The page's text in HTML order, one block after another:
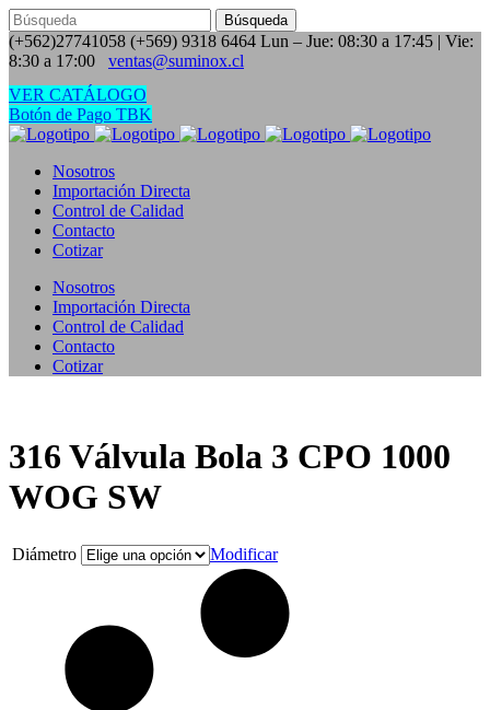
(+562)27741058 (+569) 9318 6464 Lun – Jue: 08:30 a 17:45 | Vie:
8:30 a 17:00 ventas@suminox.cl
VER CATÁLOGO
Botón de Pago TBK
Nosotros
Importación Directa
Control de Calidad
Contacto
Cotizar
Nosotros
Importación Directa
Control de Calidad
Contacto
Cotizar
316 Válvula Bola 3 CPO 1000
WOG SW
Diámetro Modificar